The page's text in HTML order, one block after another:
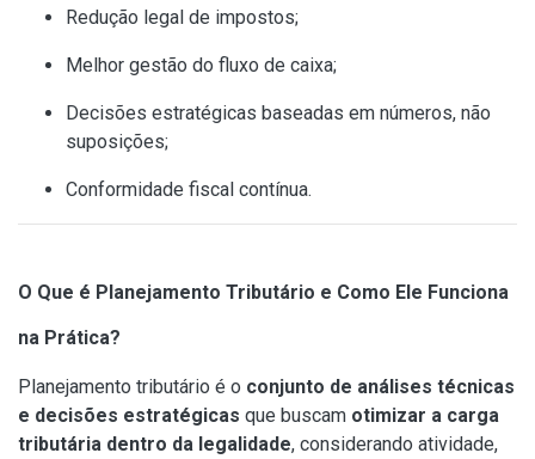
Redução legal de impostos;
Melhor gestão do fluxo de caixa;
Decisões estratégicas baseadas em números, não
suposições;
Conformidade fiscal contínua.
O Que é Planejamento Tributário e Como Ele Funciona
na Prática?
Planejamento tributário é o conjunto de análises técnicas
e decisões estratégicas que buscam otimizar a carga
tributária dentro da legalidade, considerando atividade,